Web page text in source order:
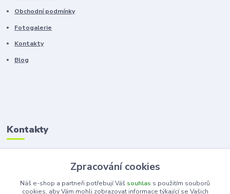
Obchodní podmínky
Fotogalerie
Kontakty
Blog
Kontakty
Zákaznická podpora
+420 603 100 966
(Po-Pá, 8-16 hod.)
Zpracování cookies
Náš e-shop a partneři potřebují Váš souhlas s použitím souborů
cookies, aby Vám mohli zobrazovat informace týkající se Vašich